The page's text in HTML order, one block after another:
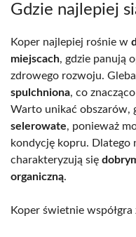
Gdzie najlepiej
Koper najlepiej rośnie w
miejscach, gdzie panują
zdrowego rozwoju.
spulchniona, co
Warto unikać obszarów,
selerowate, ponieważ
kondycję kopru. Dlatego
charakteryzują się
organiczną.
Koper świetnie